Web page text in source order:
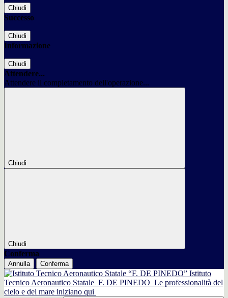
Chiudi
Successo
Chiudi
Informazione
Chiudi
Attendere...
Attendere il completamento dell'operazione...
Chiudi
Chiudi
Conferma
Annulla Conferma
Istituto
Tecnico Aeronautico Statale F. DE PINEDO Le professionalità del
cielo e del mare iniziano qui